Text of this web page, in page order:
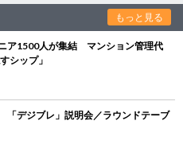
もっと見る
ア1500人が集結 マンション管理代
シップ」
デジブレ」説明会／ラウンドテーブ